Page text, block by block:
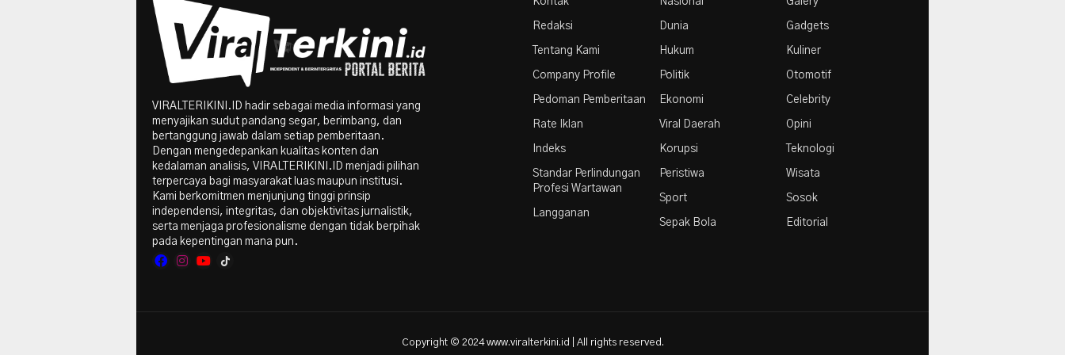
Redaksi
Tentang Kami
Company Profile
Pedoman Pemberitaan
Rate Iklan
Indeks
Standar Perlindungan
Profesi Wartawan
Langganan
Dunia
Hukum
Politik
Ekonomi
Viral Daerah
Korupsi
Peristiwa
Sport
Sepak Bola
Gadgets
Kuliner
Otomotif
Celebrity
Opini
Teknologi
Wisata
Sosok
Editorial
VIRALTERIKINI.ID hadir sebagai media informasi yang
menyajikan sudut pandang segar, berimbang, dan
bertanggung jawab dalam setiap pemberitaan.
Dengan mengedepankan kualitas konten dan
kedalaman analisis, VIRALTERIKINI.ID menjadi pilihan
terpercaya bagi masyarakat luas maupun institusi.
Kami berkomitmen menjunjung tinggi prinsip
independensi, integritas, dan objektivitas jurnalistik,
serta menjaga profesionalisme dengan tidak berpihak
pada kepentingan mana pun.
Copyright © 2024 www.viralterkini.id | All rights reserved.